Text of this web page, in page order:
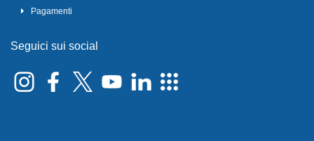
Pagamenti
Seguici sui social